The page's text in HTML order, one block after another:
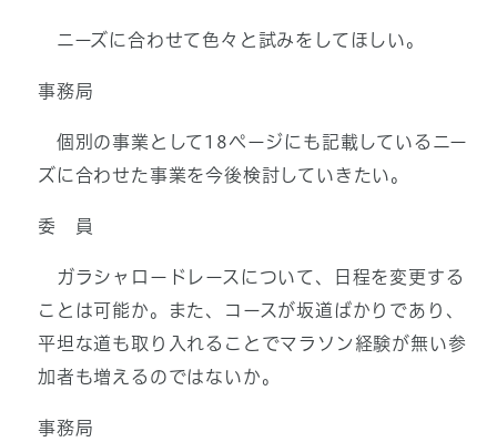
ニーズに合わせて色々と試みをしてほしい。
事務局
個別の事業として18ページにも記載しているニー
ズに合わせた事業を今後検討していきたい。
委 員
ガラシャロードレースについて、日程を変更する
ことは可能か。また、コースが坂道ばかりであり、
平坦な道も取り入れることでマラソン経験が無い参
加者も増えるのではないか。
事務局